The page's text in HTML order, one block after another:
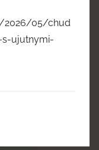
2026/05/chud
s-ujutnymi-